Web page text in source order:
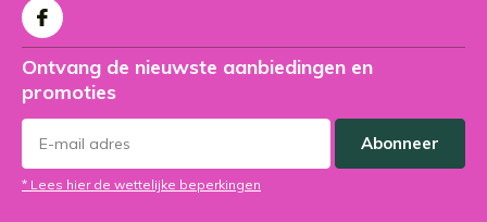
Ontvang de nieuwste aanbiedingen en
promoties
Abonneer
* Lees hier de wettelijke beperkingen